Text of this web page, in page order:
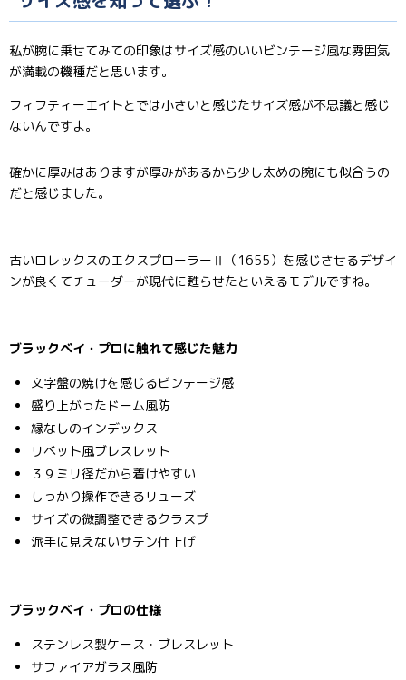
私が腕に乗せてみての印象はサイズ感のいいビンテージ風な雰囲気
が満載の機種だと思います。
フィフティーエイトとでは小さいと感じたサイズ感が不思議と感じ
ないんですよ。
確かに厚みはありますが厚みがあるから少し太めの腕にも似合うの
だと感じました。
古いロレックスのエクスプローラーⅡ（1655）を感じさせるデザイ
ンが良くてチューダーが現代に甦らせたといえるモデルですね。
ブラックベイ・プロに触れて感じた魅力
文字盤の焼けを感じるビンテージ感
盛り上がったドーム風防
縁なしのインデックス
リベット風ブレスレット
３９ミリ径だから着けやすい
しっかり操作できるリューズ
サイズの微調整できるクラスプ
派手に見えないサテン仕上げ
ブラックベイ・プロの仕様
ステンレス製ケース・ブレスレット
サファイアガラス風防